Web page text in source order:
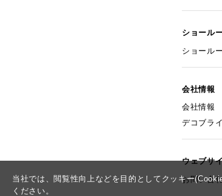
当社では、閲覧性向上などを目的としてクッキー
ください。
ショール
ショール
会社情報
会社情報
デコブラ
ウェブサ
お問い合